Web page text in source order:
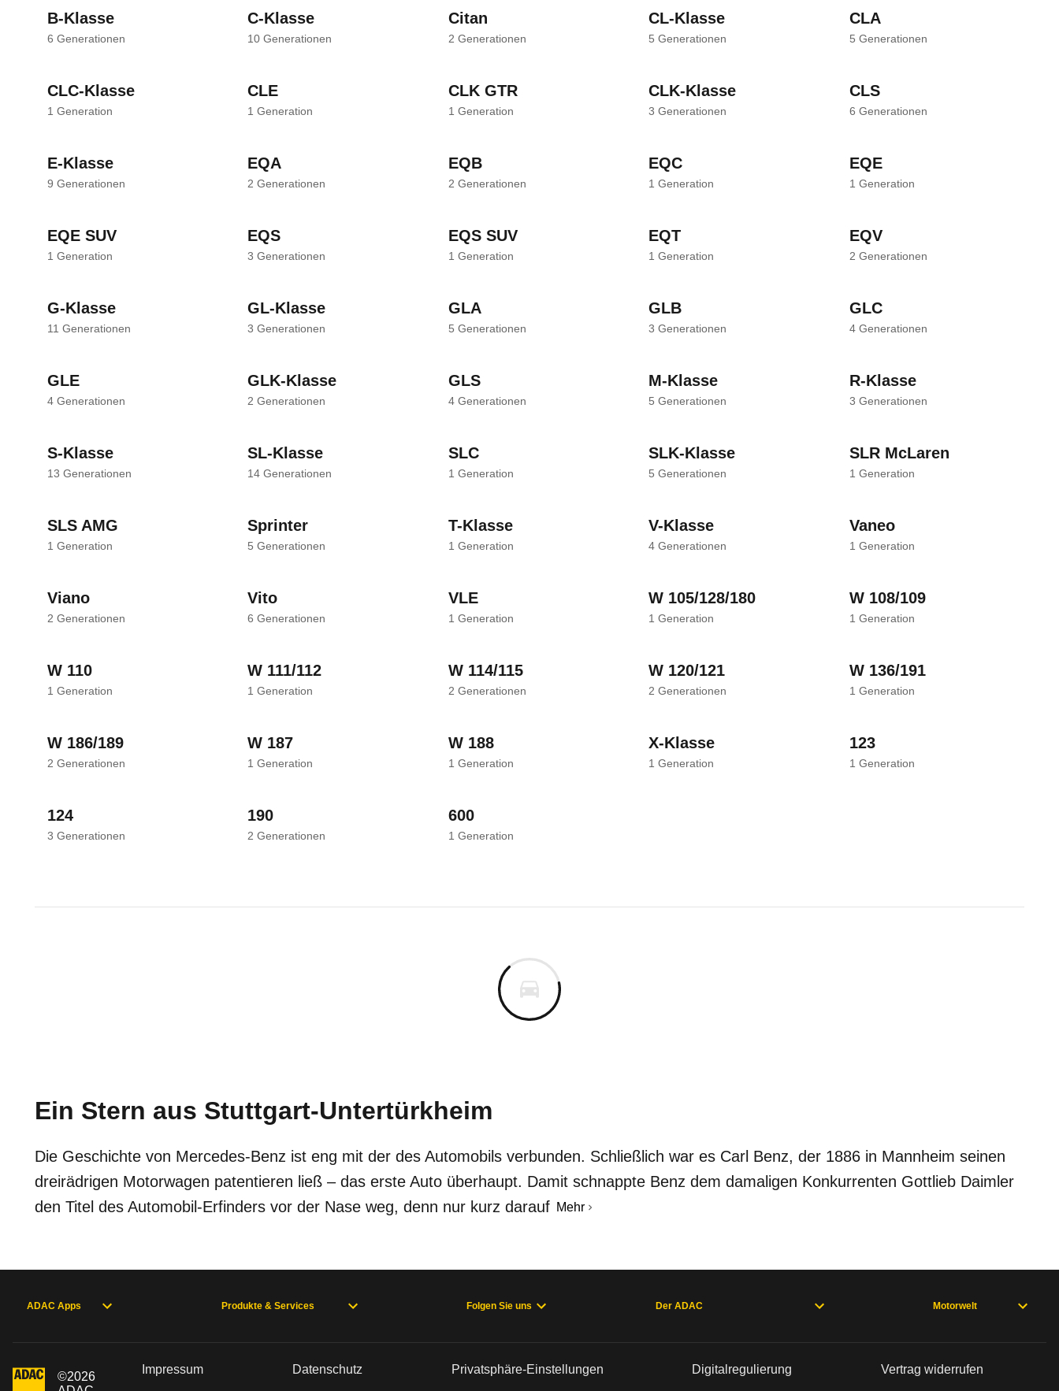
B-Klasse
6 Generationen
C-Klasse
10 Generationen
Citan
2 Generationen
CL-Klasse
5 Generationen
CLA
5 Generationen
CLC-Klasse
1 Generation
CLE
1 Generation
CLK GTR
1 Generation
CLK-Klasse
3 Generationen
CLS
6 Generationen
E-Klasse
9 Generationen
EQA
2 Generationen
EQB
2 Generationen
EQC
1 Generation
EQE
1 Generation
EQE SUV
1 Generation
EQS
3 Generationen
EQS SUV
1 Generation
EQT
1 Generation
EQV
2 Generationen
G-Klasse
11 Generationen
GL-Klasse
3 Generationen
GLA
5 Generationen
GLB
3 Generationen
GLC
4Generationen
GLE
4 Generationen
GLK-Klasse
2 Generationen
GLS
4Generationen
M-Klasse
5 Generationen
R-Klasse
3 Generationen
S-Klasse
13 Generationen
SL-Klasse
14 Generationen
SLC
1 Generation
SLK-Klasse
5 Generationen
SLR McLaren
1 Generation
SLS AMG
1 Generation
Sprinter
5 Generationen
T-Klasse
1 Generation
V-Klasse
4 Generationen
Vaneo
1 Generation
Viano
2 Generationen
Vito
6 Generationen
VLE
1 Generation
W 105/128/180
1 Generation
W 108/109
1 Generation
W 110
1 Generation
W 111/112
1 Generation
W 114/115
2 Generationen
W 120/121
2 Generationen
W 136/191
1 Generation
W 186/189
2 Generationen
W 187
1 Generation
W 188
1 Generation
X-Klasse
1 Generation
123
1 Generation
124
3 Generationen
190
2 Generationen
600
1 Generation
Ein Stern aus Stuttgart-Untertürkheim
Die Geschichte von Mercedes-Benz ist eng mit der des Automobils verbunden. Schließlich war es Carl Benz, der 1886 in Mannheim seinen
dreirädrigen Motorwagen patentieren ließ – das erste Auto überhaupt. Damit schnappte Benz dem damaligen Konkurrenten Gottlieb Daimler
den Titel des Automobil-Erfinders vor der Nase weg, denn nur kurz darauf Mehr
ADAC Apps Produkte & Services Folgen Sie uns Der ADAC Motorwelt
©2026
Impressum Datenschutz Privatsphäre-Einstellungen Digitalregulierung Vertrag widerrufen